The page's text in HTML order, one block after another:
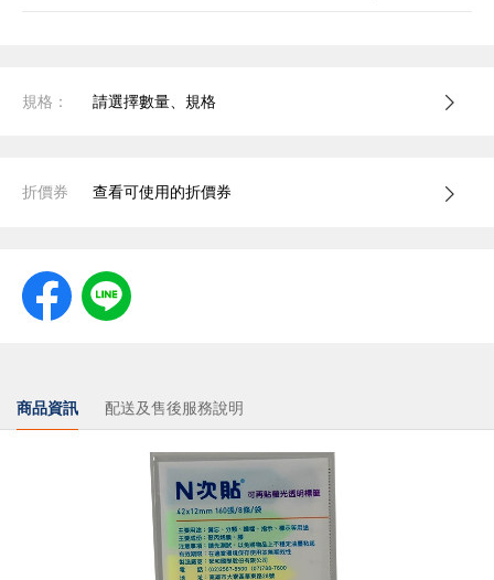
規格： 請選擇數量、規格
折價券 查看可使用的折價券
商品資訊 配送及售後服務說明